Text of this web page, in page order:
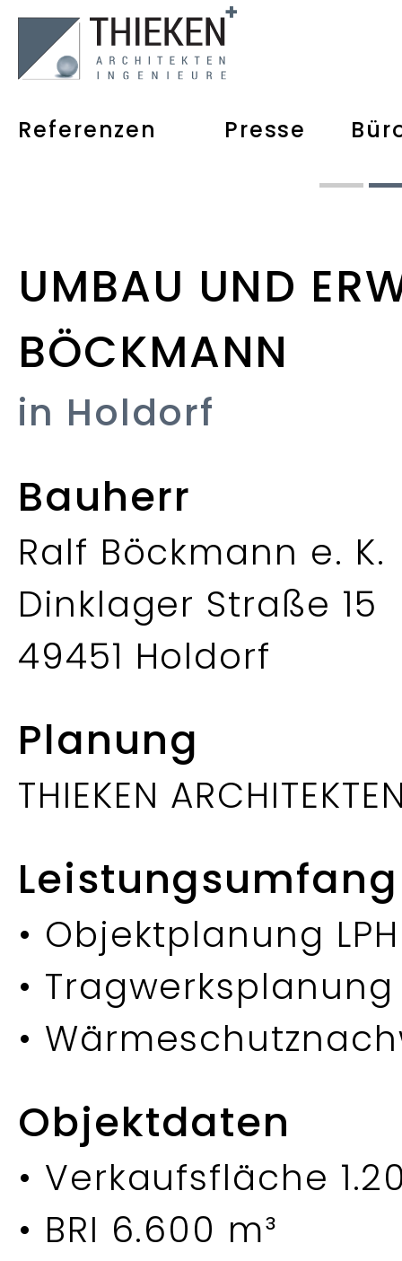
Referenzen Presse
UMBAU UND
BÖCKMANN
in Holdorf
Bauherr
Ralf Böckmann e. K.
Dinklager Straße 15
49451 Holdorf
Planung
THIEKEN
Leistungsumfang
• Objektplanung
• Tragwerksplanung
•
Objektdaten
• Verkaufsfläche
• BRI 6.600 m³